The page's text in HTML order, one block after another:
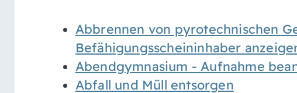
Abbrennen von pyrotechnischen
Befähigungsscheininhaber
Abendgymnasium - Aufnahme
Abfall und Müll entsorgen